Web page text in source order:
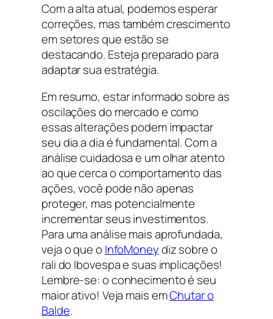
Com a alta atual, podemos esperar
correções, mas também crescimento
em setores que estão se
destacando. Esteja preparado para
adaptar sua estratégia.
Em resumo, estar informado sobre as
oscilações do mercado e como
essas alterações podem impactar
seu dia a dia é fundamental. Com a
análise cuidadosa e um olhar atento
ao que cerca o comportamento das
ações, você pode não apenas
proteger, mas potencialmente
incrementar seus investimentos.
Para uma análise mais aprofundada,
veja o que o InfoMoneydiz sobre o
rali do Ibovespa e suas implicações!
Lembre-se: o conhecimento é seu
maior ativo! Veja mais emChutar o
Balde.